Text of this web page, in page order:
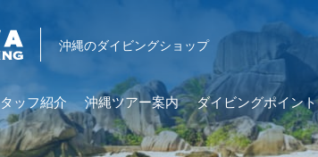
沖縄のダイビングショップ
ッフ紹介 沖縄ツアー案内 ダイビングポイント